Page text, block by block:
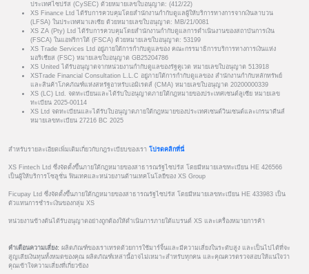
ประเทศไซปรัส (CySEC) ด้วยหมายเลขใบอนุญาต: (412/22)
XS Finance Ltd ได้รับการควบคุมโดยสำนักงานกำกับดูแลผู้ให้บริการทางการจากเงินลาบวน
(LFSA) ในประเทศมาเลเซีย ด้วยหมายเลขใบอนุญาต: MB/21/0081
XS ZA (Pty) Ltd ได้รับการควบคุมโดยสำนักงานกำกับดูแลการดำเนินงานของสถาบันการเงิน
(FSCA) ในแอฟริกาใต้ (FSCA) ด้วยหมายเลขใบอนุญาต: 53199
XS Trade Services Ltd อยู่ภายใต้การกำกับดูแลของ คณะกรรมาธิการบริการทางการเงินแห่ง
มอริเชียส (FSC) หมายเลขใบอนุญาต GB25204786
XS United ได้รับอนุญาตจากหน่วยงานกำกับดูแลของรัฐคูเวต หมายเลขใบอนุญาต 513918
XSTrade Financial Consultation L.L.C อยู่ภายใต้การกำกับดูแลของ สำนักงานกำกับหลักทรัพย์
และสินค้าโภคภัณฑ์แห่งสหรัฐอาหรับเอมิเรตส์ (CMA) หมายเลขใบอนุญาต 20200000339
XS (LC) Ltd. จดทะเบียนและได้รับใบอนุญาตภายใต้กฎหมายของประเทศเซนต์ลูเซีย หมายเลข
ทะเบียน 2025-00114
XS Ltd จดทะเบียนและได้รับใบอนุญาตภายใต้กฎหมายของประเทศเซนต์วินเซนต์และเกรนาดีนส์
หมายเลขทะเบียน 27216 BC 2025
สำหรับรายละเอียดเพิ่มเติมเกี่ยวกับกฎระเบียบของเรา โปรดคลิกที่นี่
XS Fintech Ltd ซึ่งจัดตั้งขึ้นภายใต้กฎหมายของสาธารณรัฐไซปรัส โดยมีหมายเลขทะเบียน HE 426566
เป็นผู้ให้บริการโซลูชั่น ฟินเทคและหน่วยงานด้านเทคโนโลยีของ XS Group
Ficupay Ltd ซึ่งจัดตั้งขึ้นภายใต้กฎหมายของสาธารณรัฐไซปรัส โดยมีหมายเลขทะเบียน HE 433983 เป็น
ตัวแทนการชำระเงินของกลุ่ม XS
หน่วยงานข้างต้นได้รับอนุญาตอย่างถูกต้องให้ดำเนินการภายใต้แบรนด์ XS และเครื่องหมายการค้า
คำเตือนความเสี่ยง: ผลิตภัณฑ์ของเราเทรดด้วยการใช้มาร์จิ้นและมีความเสี่ยงในระดับสูง และเป็นไปได้ที่จะ
สูญเสียเงินทุนทั้งหมดของคุณ ผลิตภัณฑ์เหล่านี้อาจไม่เหมาะสำหรับทุกคน และคุณควรตรวจสอบให้แน่ใจว่า
คุณเข้าใจความเสี่ยงที่เกี่ยวข้อง